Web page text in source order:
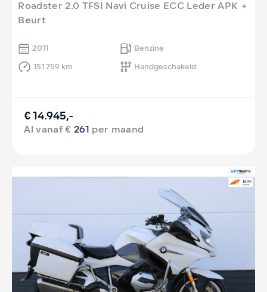
Roadster 2.0 TFSI Navi Cruise ECC Leder APK +
Beurt
2011
Benzine
151.759 km
Handgeschakeld
€ 14.945,-
Al vanaf €261 per maand